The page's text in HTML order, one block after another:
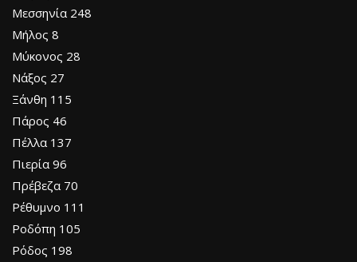
Μεσσηνία 248
Μήλος 8
Μύκονος 28
Νάξος 27
Ξάνθη 115
Πάρος 46
Πέλλα 137
Πιερία 96
Πρέβεζα 70
Ρέθυμνο 111
Ροδόπη 105
Ρόδος 198